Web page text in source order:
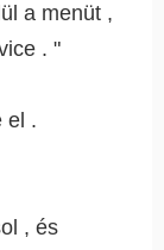
a menüt ,
. "
el .
, és